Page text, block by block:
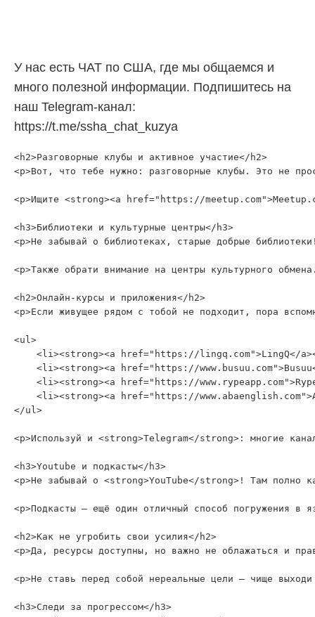
У нас есть ЧАТ по США, где мы общаемся и
много полезной информации. Подпишитесь на
наш Telegram-канал:
https://t.me/ssha_chat_kuzya
<h2>Разговорные клубы и активное участие</h2>
<p>Вот, что тебе нужно: разговорные клубы. Это не
<p>Ищите <strong><a href="https://
<h3>Библиотеки и культурные центры</h3>
<p>Не забывай о библиотеках, старые добрые
<p>Также обрати внимание на центры культурного
<h2>Онлайн-курсы и приложения</h2>
<p>Если живущее рядом с тобой не подходит, пора
<ul>
<li><strong><a href="https://lingq.com">LingQ</
<li><strong><a href="https://
<li><strong><a href="https://
<li><strong><a href="https://
</ul>
<p>Используй и <strong>Telegram</strong>: многие
<h3>Youtube и подкасты</h3>
<p>Не забывай о <strong>YouTube</strong>! Там полно
<p>Подкасты — ещё один отличный способ
<h2>Как не угробить свои усилия</h2>
<p>Да, ресурсы доступны, но важно не облажаться и
<p>Не ставь перед собой нереальные цели — чище
<h3>Следи за прогрессом</h3>